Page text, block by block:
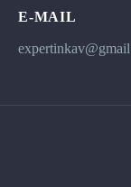
E-MAIL